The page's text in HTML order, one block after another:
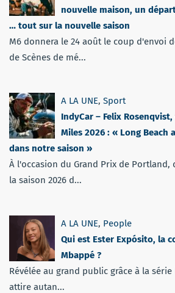
nouvelle maison, un
… tout sur la nouvelle saison
M6 donnera le 24 août le coup d'envoi
de Scènes de mé...
A LA UNE, Sport
IndyCar – Felix
Miles 2026 : « Long
dans notre saison »
À l'occasion du Grand Prix de Portland,
la saison 2026 d...
A LA UNE, People
Qui est Ester Expósito, la
Mbappé ?
Révélée au grand public grâce à la
attire autan...